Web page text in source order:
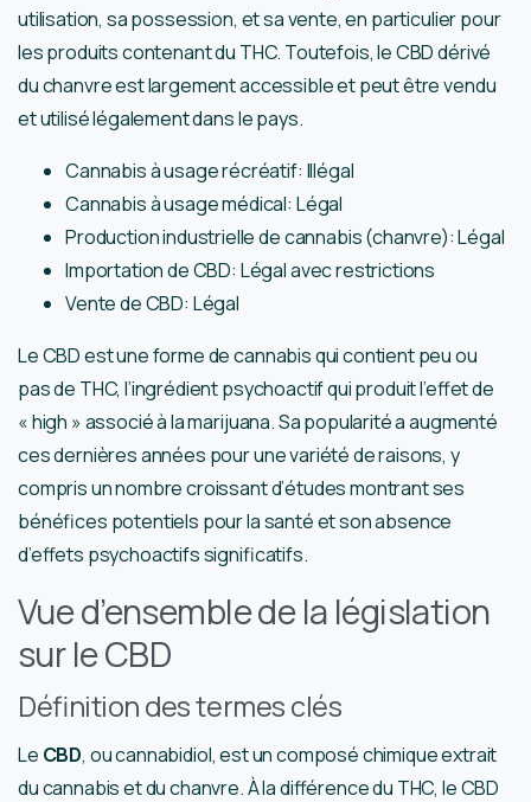
utilisation, sa possession, et sa vente, en particulier pour
les produits contenant du THC. Toutefois, le CBD dérivé
du chanvre est largement accessible et peut être vendu
et utilisé légalement dans le pays.
Cannabis à usage récréatif: Illégal
Cannabis à usage médical: Légal
Production industrielle de cannabis (chanvre): Légal
Importation de CBD: Légal avec restrictions
Vente de CBD: Légal
Le CBD est une forme de cannabis qui contient peu ou
pas de THC, l’ingrédient psychoactif qui produit l’effet de
« high » associé à la marijuana. Sa popularité a augmenté
ces dernières années pour une variété de raisons, y
compris un nombre croissant d’études montrant ses
bénéfices potentiels pour la santé et son absence
d’effets psychoactifs significatifs.
Vue d’ensemble de la législation
sur le CBD
Définition des termes clés
Le CBD, ou cannabidiol, est un composé chimique extrait
du cannabis et du chanvre. À la différence du THC, le CBD